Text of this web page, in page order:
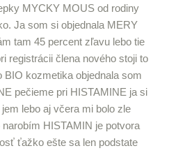
MYCKY MOUS od rodiny
Ja som si objednala MERY
tam 45 percent zľavu lebo tie
registrácii člena nového stoji to
kozmetika objednala som
pečieme pri HISTAMINE ja si
lebo aj včera mi bolo zle
HISTAMIN je potvora
ťažko ešte sa len podstate